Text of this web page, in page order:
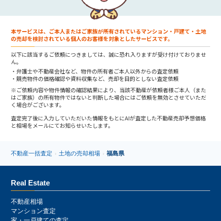
本サービスは、ご本人またはご家族が所有されているマンション・戸建て・土地
の売却を検討されている個人のお客様を対象としたサービスです。
以下に該当するご依頼につきましては、誠に恐れ入りますが受け付けておりませ
ん。
弁護士や不動産会社など、物件の所有者ご本人以外からの査定依頼
競売物件の価格確認や資料収集など、売却を目的としない査定依頼
※ご依頼内容や物件情報の確認結果により、当該不動産が依頼者様ご本人（また
はご家族）の所有物件ではないと判断した場合にはご依頼を無効とさせていただ
く場合がございます。
査定完了後に入力していただいた情報をもとにAIが査定した不動産売却予想価格
と相場をメールにてお知らせいたします。
不動産一括査定 › 土地の売却相場 › 福島県
Real Estate
不動産相場
マンション査定